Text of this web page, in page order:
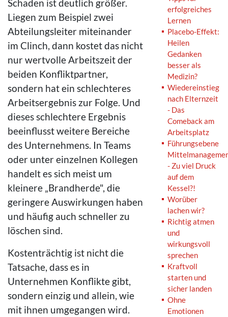
Schaden ist deutlich größer.
Liegen zum Beispiel zwei
Abteilungsleiter miteinander
im Clinch, dann kostet das nicht
nur wertvolle Arbeitszeit der
beiden Konfliktpartner,
sondern hat ein schlechteres
Arbeitsergebnis zur Folge. Und
dieses schlechtere Ergebnis
beeinflusst weitere Bereiche
des Unternehmens. In Teams
oder unter einzelnen Kollegen
handelt es sich meist um
kleinere „Brandherde", die
geringere Auswirkungen haben
und häufig auch schneller zu
löschen sind.
Kostenträchtig ist nicht die
Tatsache, dass es in
Unternehmen Konflikte gibt,
sondern einzig und allein, wie
mit ihnen umgegangen wird.
erfolgreiches
Lernen
Placebo-Effekt:
Heilen
Gedanken
besser als
Medizin?
Wiedereinstieg
nach Elternzeit
- Das
Comeback am
Arbeitsplatz
Führungsebene
- Zu viel Druck
auf dem
Kessel?!
Worüber
lachen wir?
Richtig atmen
und
wirkungsvoll
sprechen
Kraftvoll
starten und
sicher landen
Ohne
Emotionen